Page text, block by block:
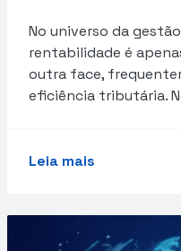
No universo da
rentabilidade é
outra face,
eficiência tributária.
Leia mais